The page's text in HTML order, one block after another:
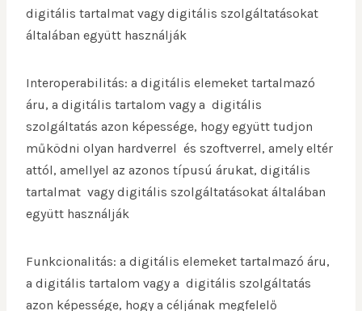
digitális tartalmat vagy digitális szolgáltatásokat
általában együtt használják
Interoperabilitás: a digitális elemeket tartalmazó
áru, a digitális tartalom vagy a digitális
szolgáltatás azon képessége, hogy együtt tudjon
működni olyan hardverrel és szoftverrel, amely eltér
attól, amellyel az azonos típusú árukat, digitális
tartalmat vagy digitális szolgáltatásokat általában
együtt használják
Funkcionalitás: a digitális elemeket tartalmazó áru,
a digitális tartalom vagy a digitális szolgáltatás
azon képessége, hogy a céljának megfelelő